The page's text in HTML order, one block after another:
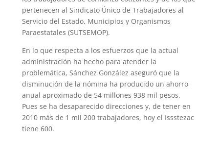
pertenecen al Sindicato Único de Trabajadores al
Servicio del Estado, Municipios y Organismos
Paraestatales (SUTSEMOP).
En lo que respecta a los esfuerzos que la actual
administración ha hecho para atender la
problemática, Sánchez González aseguró que la
disminución de la nómina ha producido un ahorro
anual aproximado de 54 millones 938 mil pesos.
Pues se ha desaparecido direcciones y, de tener en
2010 más de 1 mil 200 trabajadores, hoy el Issstezac
tiene 600.